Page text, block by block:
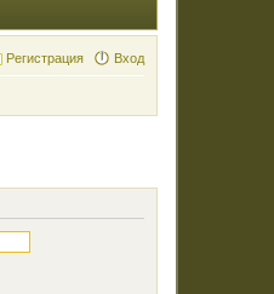
Вход
Регистрация